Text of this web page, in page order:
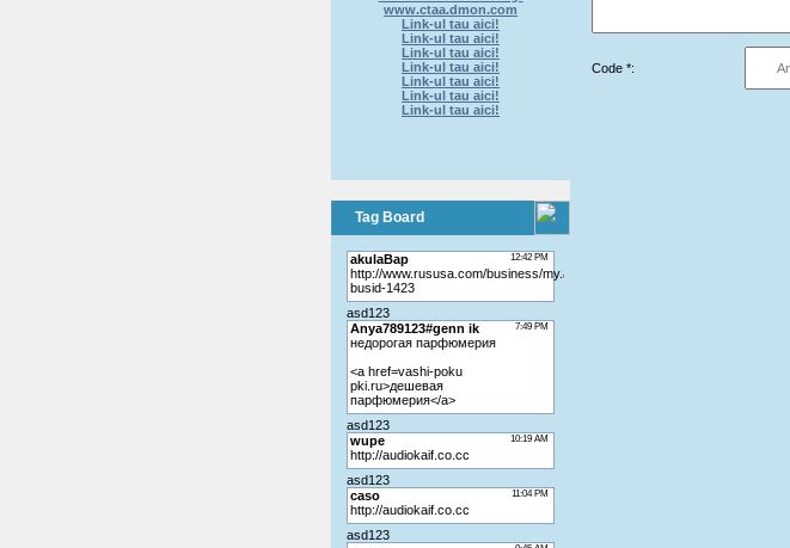
www.ctaa.dmon.com
Link-ul tau aici!
Link-ul tau aici!
Link-ul tau aici!
Link-ul tau aici!
Link-ul tau aici!
Link-ul tau aici!
Link-ul tau aici!
Tag Board
Code *: